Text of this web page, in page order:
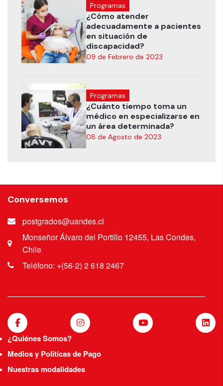
Programas
¿Cómo atender
adecuadamente a pacientes
en situación de
discapacidad?
09 de Febrero de 2023
Programas
¿Cuánto tiempo toma un
médico en especializarse en
un área determinada?
08 de Agosto de 2023
Conversemos
postgrados@uandes.cl
Monseñor Álvaro del Portillo 12455, Las Condes,
Chile
Teléfono: +(56-2) 2 618 2467
¿Quiénes Somos?
Medios y Políticas de Pago
Nuestras modalidades